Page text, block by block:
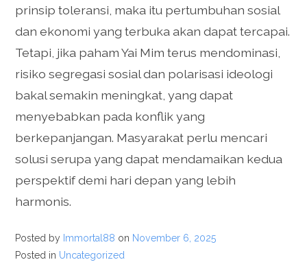
prinsip toleransi, maka itu pertumbuhan sosial
dan ekonomi yang terbuka akan dapat tercapai.
Tetapi, jika paham Yai Mim terus mendominasi,
risiko segregasi sosial dan polarisasi ideologi
bakal semakin meningkat, yang dapat
menyebabkan pada konflik yang
berkepanjangan. Masyarakat perlu mencari
solusi serupa yang dapat mendamaikan kedua
perspektif demi hari depan yang lebih
harmonis.
Posted by Immortal88 on November 6, 2025
Posted in Uncategorized